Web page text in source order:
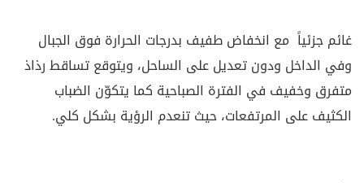
غائم جزئياً مع انخفاض طفيف بدرجات الحرارة فوق الجبال
وفي الداخل ودون تعديل على الساحل، ويتوقع تساقط رذاذ
متفرق وخفيف في الفترة الصباحية كما يتكوّن الضباب
الكثيف على المرتفعات، حيث تنعدم الرؤية بشكل كلي.